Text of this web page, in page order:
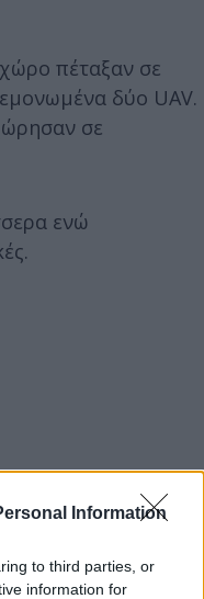
Information
to third parties, or
information for
πέταξαν σε
δύο UAV.
σε
ενώ